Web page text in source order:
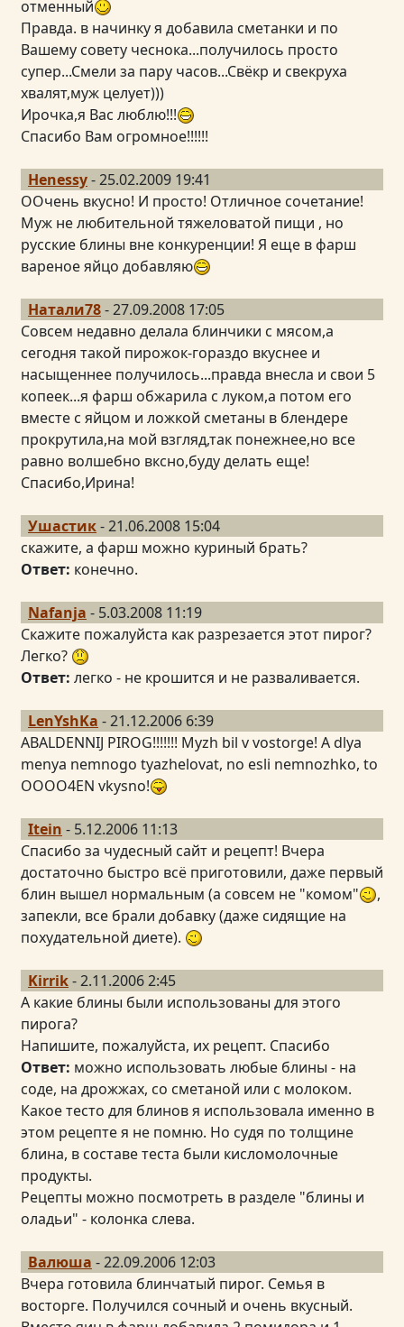
отменный
Правда. в начинку я добавила сметанки и по
Вашему совету чеснока...получилось просто
супер...Смели за пару часов...Свёкр и свекруха
хвалят,муж целует)))
Ирочка,я Вас люблю!!!
Спасибо Вам огромное!!!!!!
Henessy- 25.02.2009 19:41
ООчень вкусно! И просто! Отличное сочетание!
Муж не любительной тяжеловатой пищи , но
русские блины вне конкуренции! Я еще в фарш
вареное яйцо добавляю
Натали78- 27.09.2008 17:05
Совсем недавно делала блинчики с мясом,а
сегодня такой пирожок-гораздо вкуснее и
насыщеннее получилось...правда внесла и свои 5
копеек...я фарш обжарила с луком,а потом его
вместе с яйцом и ложкой сметаны в блендере
прокрутила,на мой взгляд,так понежнее,но все
равно волшебно вксно,буду делать еще!
Спасибо,Ирина!
Ушастик- 21.06.2008 15:04
скажите, а фарш можно куриный брать?
Ответ: конечно.
Nafanja - 5.03.2008 11:19
Скажите пожалуйста как разрезается этот пирог?
Легко?
Ответ: легко - не крошится и не разваливается.
LenYshKa - 21.12.2006 6:39
ABALDENNIJ PIROG!!!!!!! Myzh bil v vostorge! A dlya
menya nemnogo tyazhelovat, no esli nemnozhko, to
OOOO4EN vkysno!
Itein - 5.12.2006 11:13
Спасибо за чудесный сайт и рецепт! Вчера
достаточно быстро всё приготовили, даже первый
блин вышел нормальным (а совсем не "комом"
,
запекли, все брали добавку (даже сидящие на
похудательной диете).
Kirrik- 2.11.2006 2:45
А какие блины были использованы для этого
пирога?
Напишите, пожалуйста, их рецепт. Спасибо
Ответ: можно использовать любые блины - на
соде, на дрожжах, со сметаной или с молоком.
Какое тесто для блинов я использовала именно в
этом рецепте я не помню. Но судя по толщине
блина, в составе теста были кисломолочные
продукты.
Рецепты можно посмотреть в разделе "блины и
оладьи" - колонка слева.
Валюша - 22.09.2006 12:03
Вчера готовила блинчатый пирог. Семья в
восторге. Получился сочный и очень вкусный.